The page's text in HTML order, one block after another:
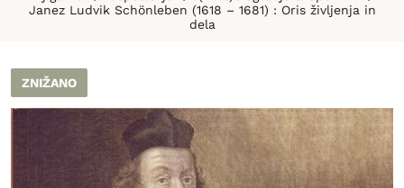
Janez Ludvik Schönleben (1618 – 1681) : Oris življenja in
dela
ZNIŽANO